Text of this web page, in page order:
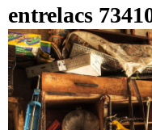
CONTACT
entrelacs